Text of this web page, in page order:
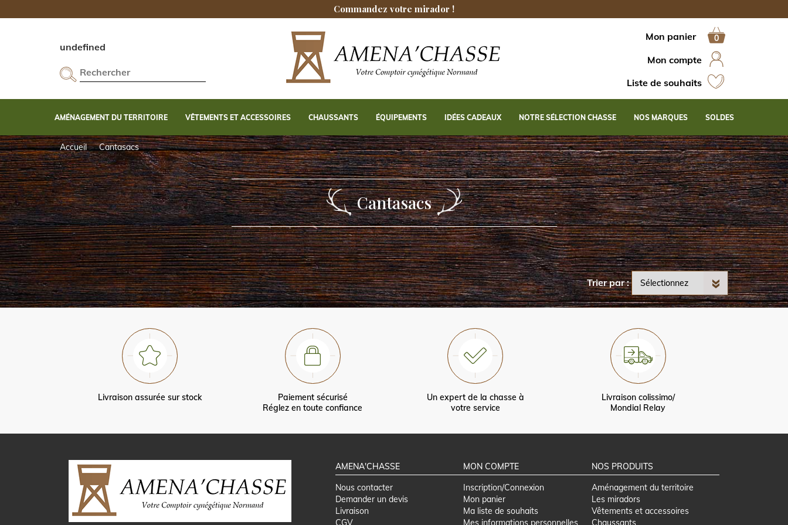
Commandez votre mirador !
undefined
Liste de souhaits
Mon compte
Mon panier
AMÉNAGEMENT DU TERRITOIRE VÊTEMENTS ET ACCESSOIRES CHAUSSANTS ÉQUIPEMENTS IDÉES CADEAUX NOTRE SÉLECTION CHASSE NOS MARQUES SOLDES
Accueil Cantasacs
Cantasacs
Trier par
Livraison assurée sur stock
Paiement sécurisé
Réglez en toute confiance
Un expert de la chasse à
votre service
Livraison colissimo/
Mondial Relay
AMENA'CHASSE
Nous contacter
Demander un devis
Livraison
CGV
MON COMPTE
Inscription/Connexion
Mon panier
Ma liste de souhaits
Mes informations personnelles
NOS PRODUITS
Aménagement du territoire
Les miradors
Vêtements et accessoires
Chaussants